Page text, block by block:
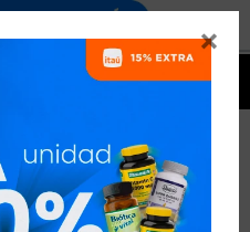

FRANCIA
ENTRADAS